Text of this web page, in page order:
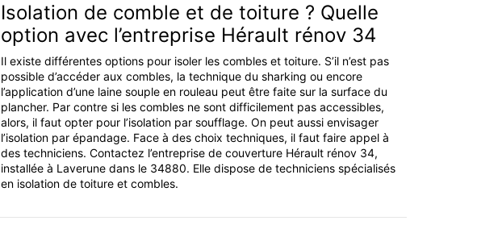
Isolation de comble et de toiture ? Quelle
option avec l’entreprise Hérault rénov 34
Il existe différentes options pour isoler les combles et toiture. S’il n’est pas
possible d’accéder aux combles, la technique du sharking ou encore
l’application d’une laine souple en rouleau peut être faite sur la surface du
plancher. Par contre si les combles ne sont difficilement pas accessibles,
alors, il faut opter pour l’isolation par soufflage. On peut aussi envisager
l’isolation par épandage. Face à des choix techniques, il faut faire appel à
des techniciens. Contactez l’entreprise de couverture Hérault rénov 34,
installée à Laverune dans le 34880. Elle dispose de techniciens spécialisés
en isolation de toiture et combles.